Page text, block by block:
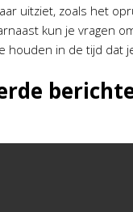
uitziet, zoals het
kun je vragen
houden in de tijd dat